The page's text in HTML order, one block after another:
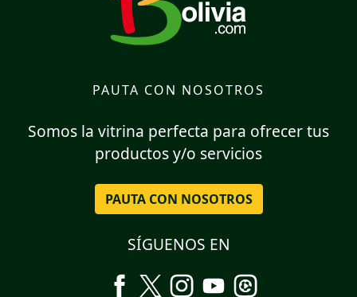
PAUTA CON NOSOTROS
Somos la vitrina perfecta para ofrecer tus
productos y/o servicios
PAUTA CON NOSOTROS
SÍGUENOS EN